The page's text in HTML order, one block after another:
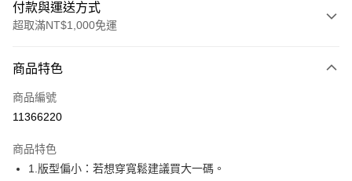
付款與運送方式
超取滿NT$1,000免運
信用卡一次付款
超商取貨付款
Apple Pay
商品特色
商品編號
11366220
商品特色
1.版型偏小：若想穿寬鬆建議買大一碼。